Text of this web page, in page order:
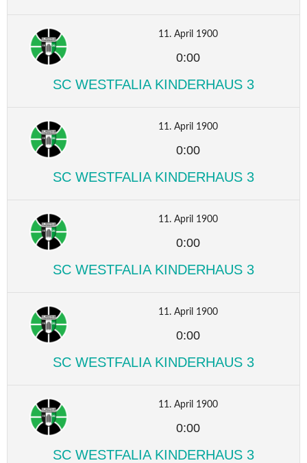
11. April 1900
0:00
SC WESTFALIA KINDERHAUS 3
11. April 1900
0:00
SC WESTFALIA KINDERHAUS 3
11. April 1900
0:00
SC WESTFALIA KINDERHAUS 3
11. April 1900
0:00
SC WESTFALIA KINDERHAUS 3
11. April 1900
0:00
SC WESTFALIA KINDERHAUS 3